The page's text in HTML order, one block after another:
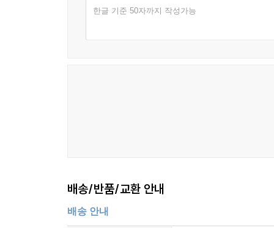
한글 기준 50자까지 작성가능
배송/반품/교환 안내
배송 안내